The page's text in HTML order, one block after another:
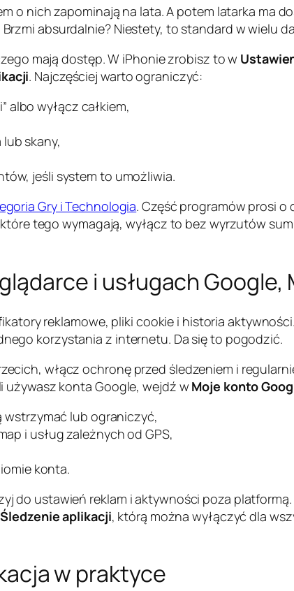
o nich zapominają na lata. A potem latarka ma
absurdalnie? Niestety, to standard w wielu
mają dostęp. W iPhonie zrobisz to w
. Najczęściej warto ograniczyć:
albo wyłącz całkiem,
skany,
jeśli system to umożliwia.
Gry i Technologia. Część programów prosi
tego wymagają, wyłącz to bez wyrzutów
i usługach Google,
reklamowe, pliki cookie i historia
korzystania z internetu. Da się to pogodzić.
włącz ochronę przed śledzeniem i
używasz konta Google, wejdź w Moje konto
wstrzymać lub ograniczyć,
i usług zależnych od GPS,
konta.
do ustawień reklam i aktywności poza
Śledzenie aplikacji, którą można wyłączyć dla
w praktyce